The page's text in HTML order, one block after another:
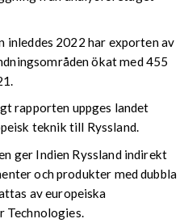
inleddes 2022 har exporten av
ökat med 455
rapporten uppges landet
teknik till Ryssland.
ger Indien Ryssland indirekt
och produkter med dubbla
av europeiska
Technologies.